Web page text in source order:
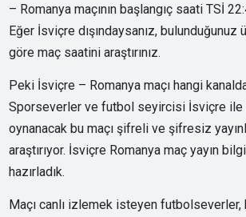
– Romanya maçının başlangıç saati TSİ
Eğer İsviçre dışındaysanız,
göre maç saatini araştırınız.
Peki İsviçre – Romanya maçı hangi
Sporseverler ve futbol seyircisi İsviçre ile
oynanacak bu maçı şifreli ve şifresiz
araştırıyor. İsviçre Romanya maç yayın
hazırladık.
Maçı canlı izlemek isteyen futbolseverler,